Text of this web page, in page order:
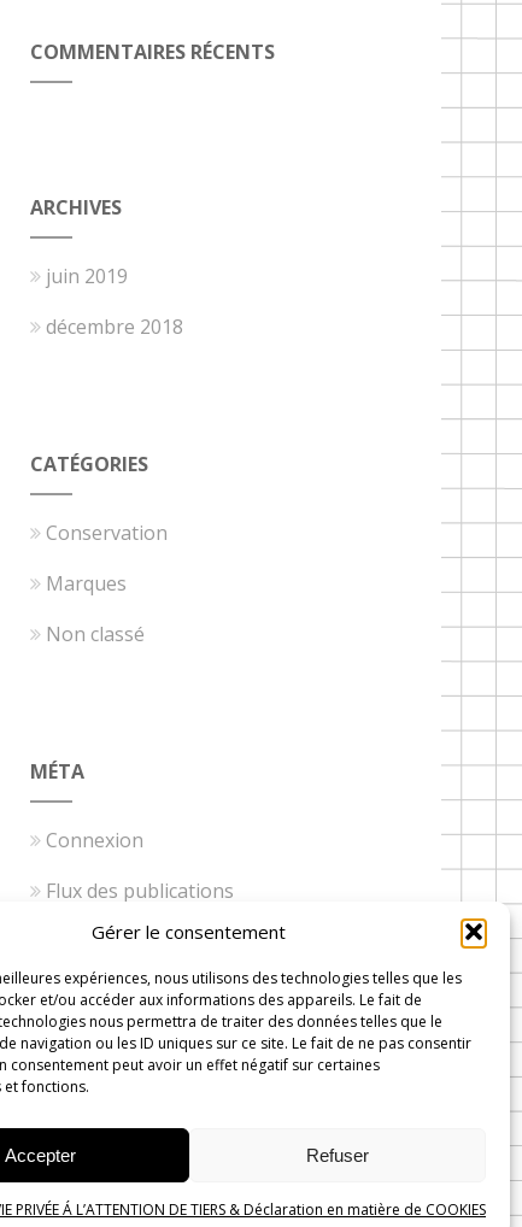
Gérer le consentement
expériences, nous utilisons des technologies telles que les
et/ou accéder aux informations des appareils. Le fait de
nous permettra de traiter des données telles que le
navigation ou les ID uniques sur ce site. Le fait de ne pas consentir
consentement peut avoir un effet négatif sur certaines
fonctions.
Accepter Refuser
PRIVÉE Á L’ATTENTION DE TIERS & Déclaration en matière de COOKIES
COMMENTAIRES RÉCENTS
ARCHIVES
juin 2019
décembre 2018
CATÉGORIES
Conservation
Marques
Non classé
MÉTA
Connexion
Flux des publications
Flux des commentaires
Site de WordPress-FR